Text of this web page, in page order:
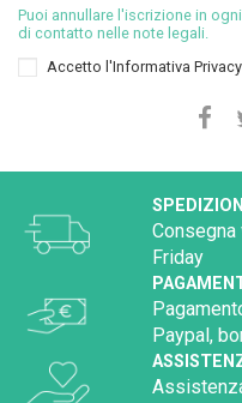
Puoi annullare l'iscrizione in
di contatto nelle note legali.
Accetto l'Informativa Privacy
Friday
Paypal,